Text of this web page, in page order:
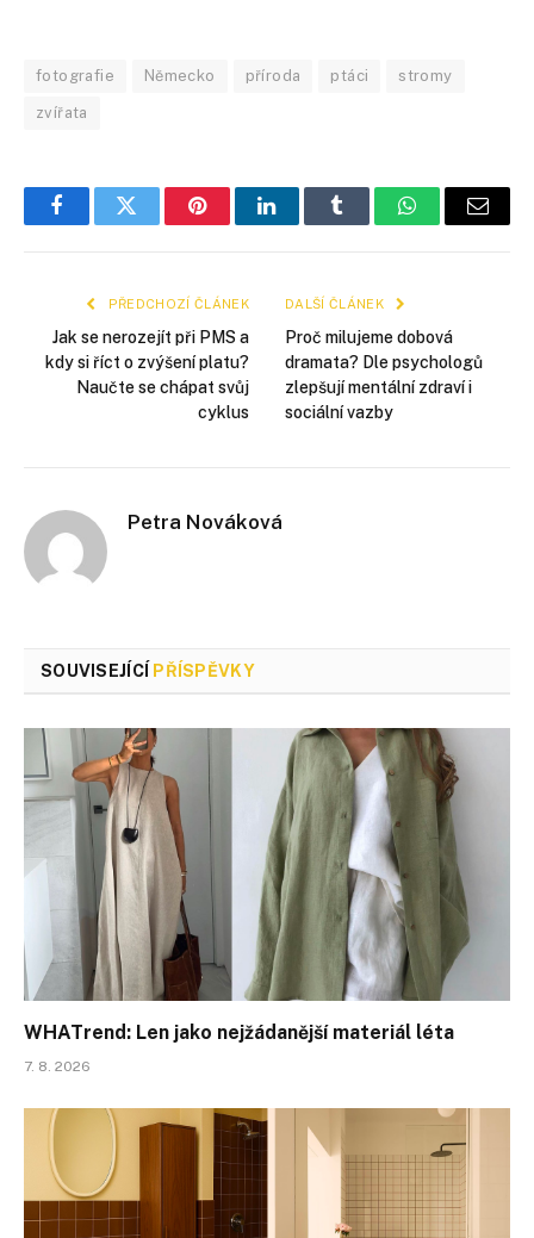
fotografie Německo příroda ptáci stromy
zvířata
FacebookTwitter PinterestLinkedInTumblr WhatsApp
E-
PŘEDCHOZÍ ČLÁNEK
Jak se nerozejít při PMS a
kdy si říct o zvýšení platu?
Naučte se chápat svůj
cyklus
DALŠÍ ČLÁNEK
Proč milujeme dobová
dramata? Dle psychologů
zlepšují mentální zdraví i
sociální vazby
Petra Nováková
SOUVISEJÍCÍ PŘÍSPĚVKY
WHATrend: Len jako nejžádanější materiál léta
7. 8. 2026